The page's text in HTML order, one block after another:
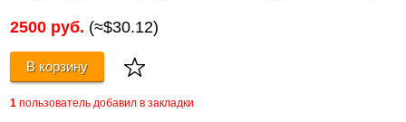
2500 руб. (≈$30.12)
В корзину
1 пользователь добавил в закладки